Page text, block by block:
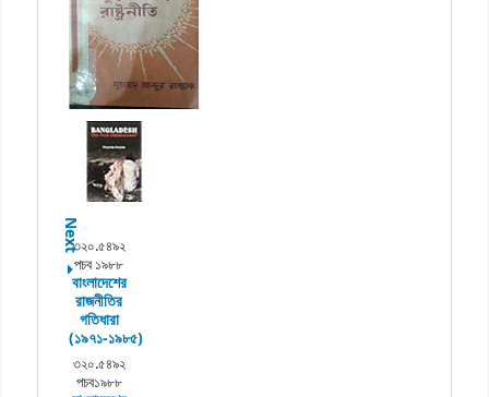
Next৩২০.৫৪৯২
পচব ১৯৮৮
বাংলাদেশের
রাজনীতির
গতিধারা
(১৯৭১-১৯৮৫)
৩২০.৫৪৯২
পচব১৯৮৮